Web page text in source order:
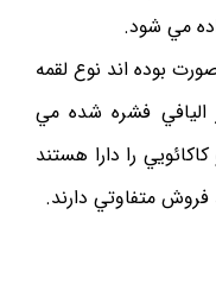
مي شود.
بوده اند نوع لقمه
فشره شده مي
را دارا هستند
متفاوتي دارند.